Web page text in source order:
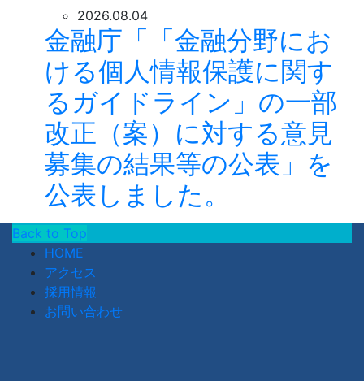
2026.08.04
金融庁「「金融分野にお
ける個人情報保護に関す
るガイドライン」の一部
改正（案）に対する意見
募集の結果等の公表」を
公表しました。
Back to Top
HOME
アクセス
採用情報
お問い合わせ